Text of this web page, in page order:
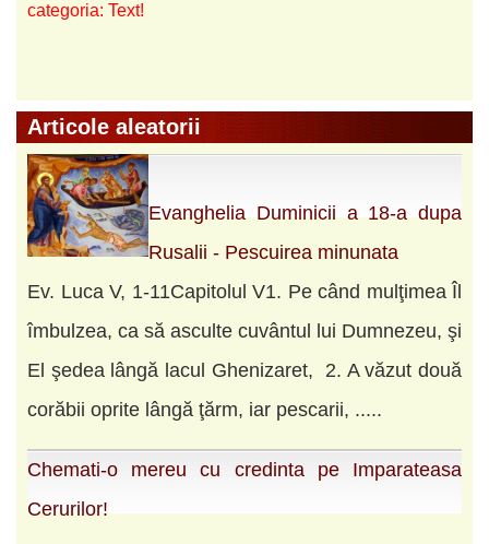
categoria: Text!
Articole aleatorii
Evanghelia Duminicii a 18-a dupa
Rusalii - Pescuirea minunata
Ev. Luca V, 1-11Capitolul V1. Pe când mulţimea Îl
îmbulzea, ca să asculte cuvântul lui Dumnezeu, şi
El şedea lângă lacul Ghenizaret, 2. A văzut două
corăbii oprite lângă ţărm, iar pescarii, .....
Chemati-o mereu cu credinta pe Imparateasa
Cerurilor!